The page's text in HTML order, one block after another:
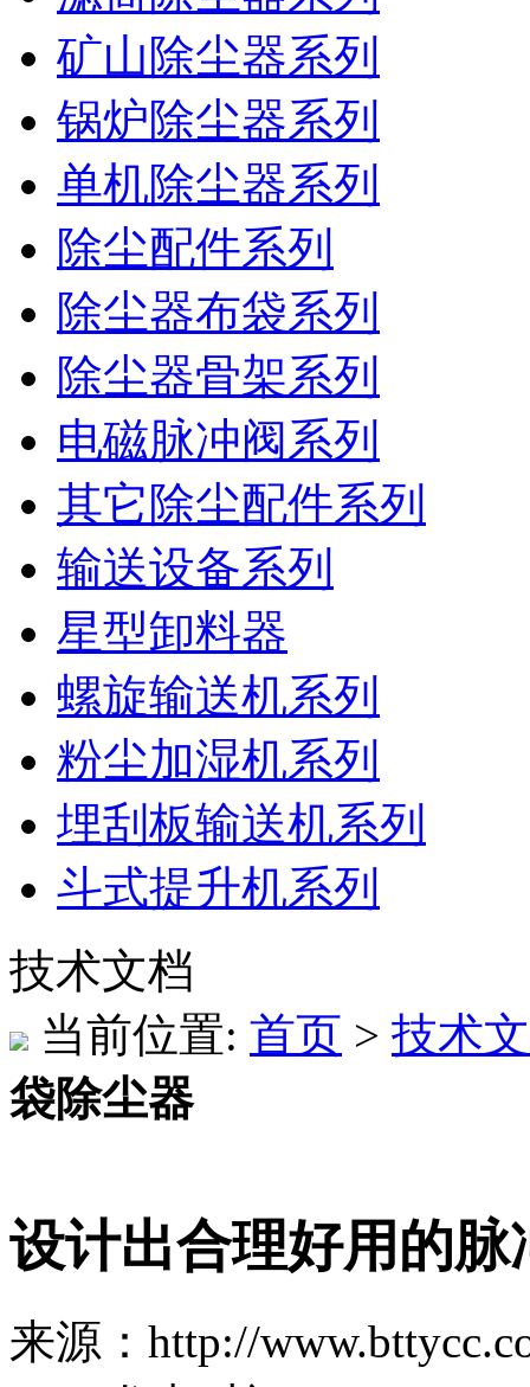
矿山除尘器系列
锅炉除尘器系列
单机除尘器系列
除尘配件系列
除尘器布袋系列
除尘器骨架系列
电磁脉冲阀系列
其它除尘配件系列
输送设备系列
星型卸料器
螺旋输送机系列
粉尘加湿机系列
埋刮板输送机系列
斗式提升机系列
技术文档
当前位置: 首页 > 技术
袋除尘器
设计出合理好用的脉
来源：http://